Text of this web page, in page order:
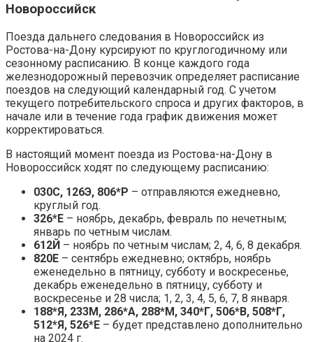
Новороссийск
Поезда дальнего следования в Новороссийск из
Ростова-на-Дону курсируют по круглогодичному или
сезонному расписанию. В конце каждого года
железнодорожный перевозчик определяет расписание
поездов на следующий календарный год. С учетом
текущего потребительского спроса и других факторов, в
начале или в течение года график движения может
корректироваться.
В настоящий момент поезда из Ростова-на-Дону в
Новороссийск ходят по следующему расписанию:
030С, 126Э, 806*Р – отправляются ежедневно,
круглый год.
326*Е – ноябрь, декабрь, февраль по нечетным;
январь по четным числам.
612Й – ноябрь по четным числам; 2, 4, 6, 8 декабря.
820Е – сентябрь ежедневно; октябрь, ноябрь
еженедельно в пятницу, субботу и воскресенье,
декабрь еженедельно в пятницу, субботу и
воскресенье и 28 числа; 1, 2, 3, 4, 5, 6, 7, 8 января.
188*Я, 233М, 286*А, 288*М, 340*Г, 506*В, 508*Г,
512*Я, 526*Е – будет представлено дополнительно
на 2024 г.